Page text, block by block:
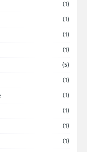
(1)
(1)
(1)
(1)
(5)
(1)
(1)
(1)
(1)
(1)